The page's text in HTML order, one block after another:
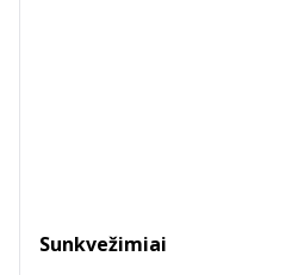
Sunkvežimiai